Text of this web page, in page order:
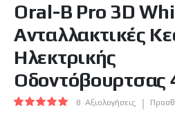
στην
της
συλλογής
εικόνων
Oral-B Pro 3D
Ανταλλακτικές
Ηλεκτρικής
Οδοντόβουρτσας
Βαθμολογία:
8 Αξιολογήσεις